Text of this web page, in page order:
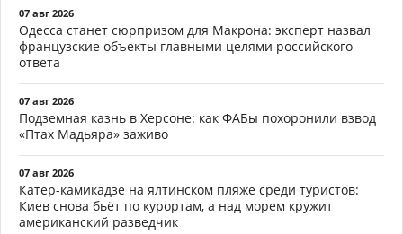
07 авг 2026
Одесса станет сюрпризом для Макрона: эксперт назвал
французские объекты главными целями российского
ответа
07 авг 2026
Подземная казнь в Херсоне: как ФАБы похоронили взвод
«Птах Мадьяра» заживо
07 авг 2026
Катер-камикадзе на ялтинском пляже среди туристов:
Киев снова бьёт по курортам, а над морем кружит
американский разведчик